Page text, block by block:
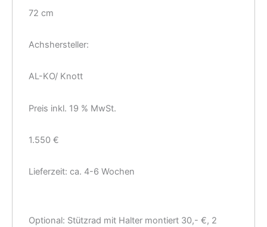
72 cm
Achshersteller:
AL-KO/ Knott
Preis inkl. 19 % MwSt.
1.550 €
Lieferzeit: ca. 4-6 Wochen
Optional: Stützrad mit Halter montiert 30,- €, 2